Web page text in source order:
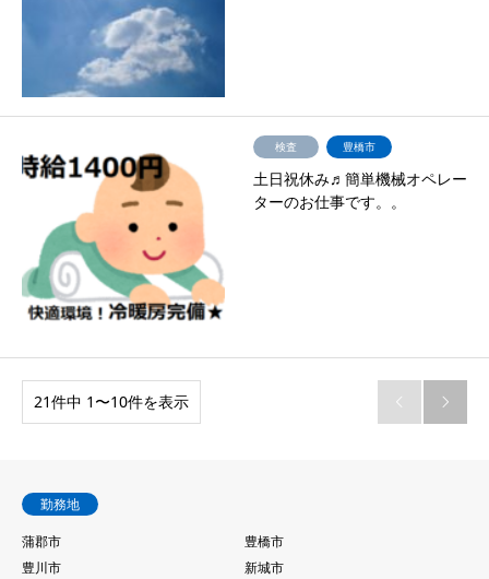
検査 豊橋市
土日祝休み♬簡単機械オペレー
ターのお仕事です。。
21件中 1〜10件を表示  
勤務地
蒲郡市
豊橋市
豊川市
新城市